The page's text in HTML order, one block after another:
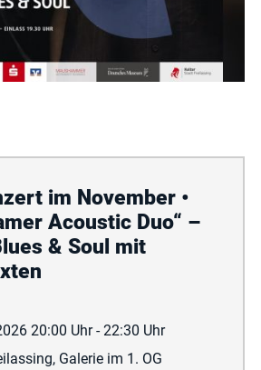
im November •
Acoustic Duo“ –
& Soul mit
20:00 Uhr - 22:30 Uhr
Galerie im 1. OG